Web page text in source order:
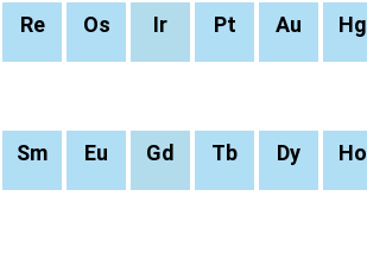
Re Os Ir Pt Au Hg
Sm Eu Gd Tb Dy Ho